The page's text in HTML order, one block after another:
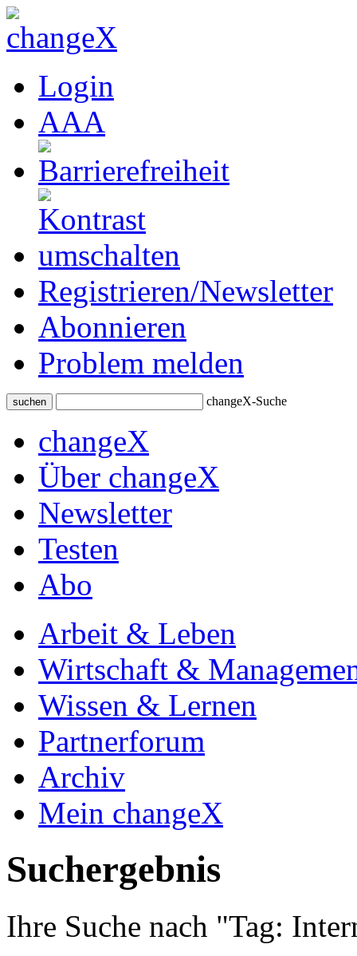
Login
AAA
Registrieren/Newsletter
Abonnieren
Problem melden
suchen changeX-Suche
changeX
Über changeX
Newsletter
Testen
Abo
Arbeit & Leben
Wirtschaft &
Wissen & Lernen
Partnerforum
Archiv
Mein changeX
Suchergebnis
Ihre Suche nach "Tag: